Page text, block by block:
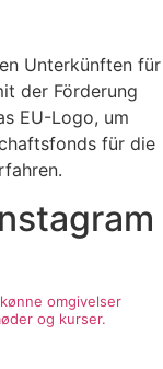
Unterkünften für
der Förderung
EU-Logo, um
für die
omgivelser
og kurser.